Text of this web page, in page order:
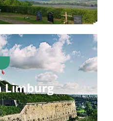
Limburg